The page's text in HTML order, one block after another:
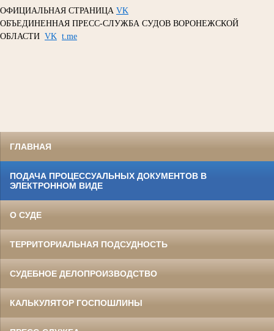
ОФИЦИАЛЬНАЯ СТРАНИЦА VK
ОБЪЕДИНЕННАЯ ПРЕСС-СЛУЖБА СУДОВ ВОРОНЕЖСКОЙ
ОБЛАСТИ VK t.me
ГЛАВНАЯ
ПОДАЧА ПРОЦЕССУАЛЬНЫХ ДОКУМЕНТОВ В
ЭЛЕКТРОННОМ ВИДЕ
О СУДЕ
ТЕРРИТОРИАЛЬНАЯ ПОДСУДНОСТЬ
СУДЕБНОЕ ДЕЛОПРОИЗВОДСТВО
КАЛЬКУЛЯТОР ГОСПОШЛИНЫ